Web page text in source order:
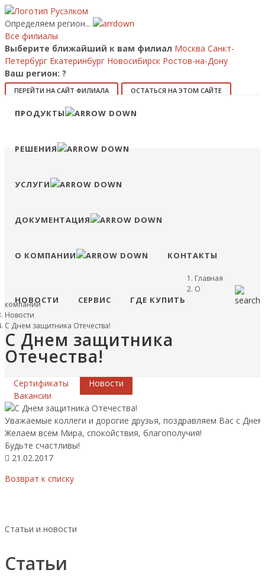
Определяем регион...
Все филиалы
Выберите ближайший к вам филиал Москва Санкт-
Петербург Екатеринбург Новосибирск Ростов-на-Дону
Ваш регион: ?
ПЕРЕЙТИ НА САЙТ ФИЛИАЛА ОСТАТЬСЯ НА ЭТОМ САЙТЕ
Позвонить
Сравнение
ПРОДУКТЫ
РЕШЕНИЯ
УСЛУГИ
ДОКУМЕНТАЦИЯ
О КОМПАНИИ КОНТАКТЫ
НОВОСТИ СЕРВИС ГДЕ КУПИТЬ
Главная
О
компании
Новости
С Днем защитника Отечества!
С Днем защитника
Отечества!
Сертификаты
Новости
Вакансии
Уважаемые коллеги и дорогие друзья, поздравляем Вас с
Желаем всем Мира, спокойствия, благополучия!
Будьте счастливы!
21.02.2017
Возврат к списку
Статьи и новости
Статьи